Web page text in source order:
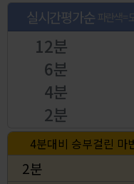
실시간평가순 파란색 =
12분
6분
4분
2분
4분대비 승부걸린 마
2분